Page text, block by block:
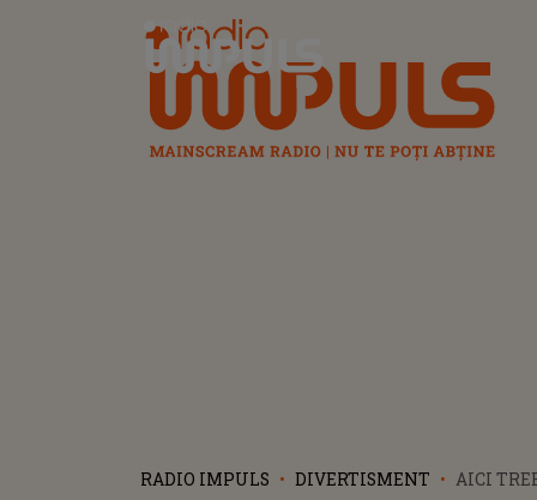
Radio Impuls
RADIO IMPULS DIVERTISMENT
AICI